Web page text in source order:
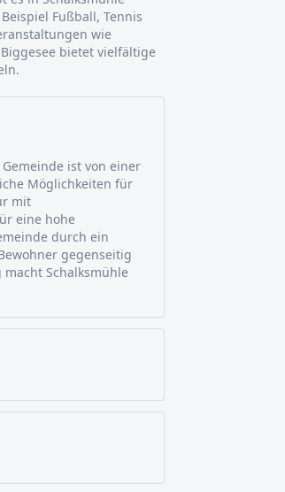
Fußball, Tennis
wie
bietet vielfältige
ist von einer
Möglichkeiten für
mit
eine hohe
durch ein
gegenseitig
Schalksmühle